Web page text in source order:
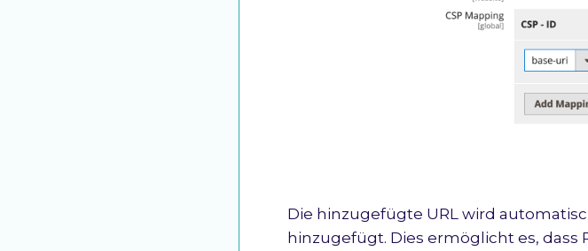
Die hinzugefügte URL wird
hinzugefügt. Dies ermöglicht es, dass